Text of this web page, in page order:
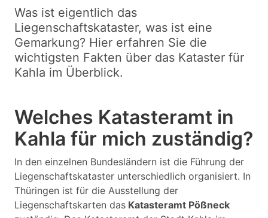
Was ist eigentlich das
Liegenschaftskataster, was ist eine
Gemarkung? Hier erfahren Sie die
wichtigsten Fakten über das Kataster für
Kahla im Überblick.
Welches Katasteramt in
Kahla für mich zuständig?
In den einzelnen Bundesländern ist die Führung der
Liegenschaftskataster unterschiedlich organisiert. In
Thüringen ist für die Ausstellung der
Liegenschaftskarten das Katasteramt Pößneck